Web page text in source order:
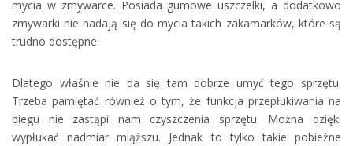
mycia w zmywarce. Posiada gumowe uszczelki, a dodatkowo
zmywarki nie nadają się do mycia takich zakamarków, które są
trudno dostępne.
Dlatego właśnie nie da się tam dobrze umyć tego sprzętu.
Trzeba pamiętać również o tym, że funkcja przepłukiwania na
biegu nie zastąpi nam czyszczenia sprzętu. Można dzięki
wypłukać nadmiar miąższu. Jednak to tylko takie pobieżne